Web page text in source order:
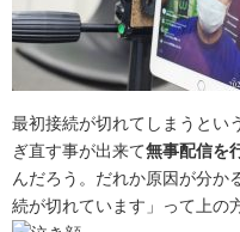
最初接続が切れてしまうとい
ぎ直す事が出来て無事配信を
んだろう。だれか原因が分か
続が切れています」って上の